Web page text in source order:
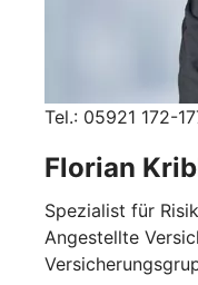
Tel.: 05921 172-
Florian
Spezialist für
Angestellte